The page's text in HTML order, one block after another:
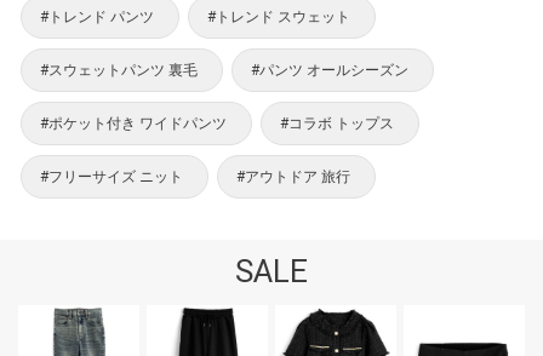
#トレンド パンツ #トレンド スウェット
#スウェットパンツ 裏毛 #パンツ オールシーズン
#ポケット付き ワイドパンツ #コラボ トップス
#フリーサイズ ニット #アウトドア 旅行
SALE